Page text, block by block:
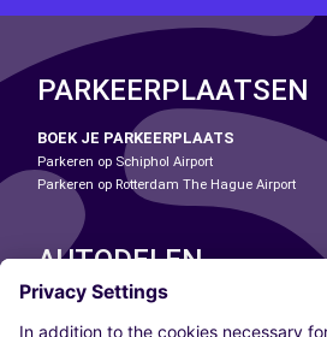
PARKEERPLAATSEN
BOEK JE PARKEERPLAATS
Parkeren op Schiphol Airport
Parkeren op Rotterdam The Hague Airport
AUTODELEN
ONZE STEDEN
Paris